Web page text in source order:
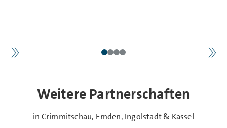
Weitere Partnerschaften
in Crimmitschau, Emden, Ingolstadt & Kassel